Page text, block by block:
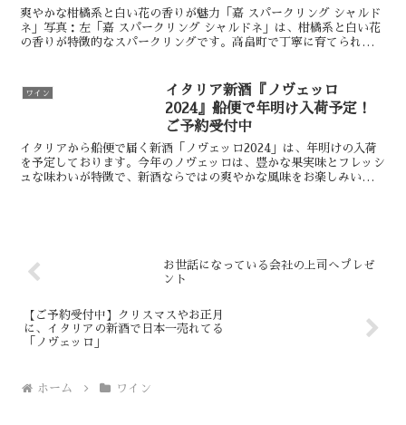
爽やかな柑橘系と白い花の香りが魅力「嘉 スパークリング シャルド
ネ」写真：左「嘉 スパークリング シャルドネ」は、柑橘系と白い花
の香りが特徴的なスパークリングです。高畠町で丁寧に育てられたシ
ワイン
イタリア新酒『ノヴェッロ
2024』船便で年明け入荷予定！
ご予約受付中
イタリアから船便で届く新酒「ノヴェッロ2024」は、年明けの入荷
を予定しております。今年のノヴェッロは、豊かな果実味とフレッシ
ュな味わいが特徴で、新酒ならではの爽やかな風味をお楽しみいただ
お世話になっている会社の上司へプレゼ
ント
【ご予約受付中】クリスマスやお正月
に、イタリアの新酒で日本一売れてる
「ノヴェッロ」
ホーム ワイン